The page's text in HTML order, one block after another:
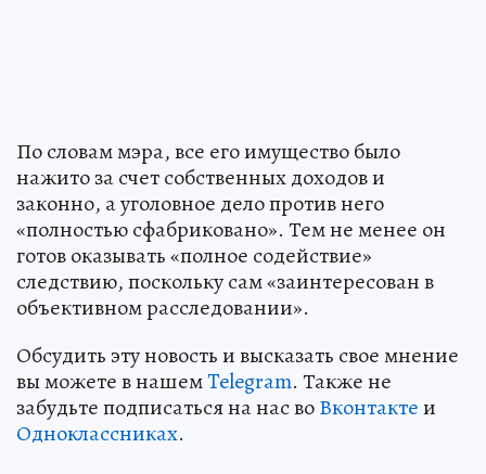
По словам мэра, все его имущество было
нажито за счет собственных доходов и
законно, а уголовное дело против него
«полностью сфабриковано». Тем не менее он
готов оказывать «полное содействие»
следствию, поскольку сам «заинтересован в
объективном расследовании».
Обсудить эту новость и высказать свое мнение
вы можете в нашемTelegram. Также не
забудьте подписаться на нас воВконтактеи
Одноклассниках.